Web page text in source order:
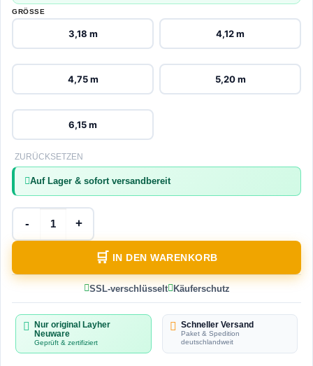
GRÖSSE
3,18 m 4,12 m
4,75 m 5,20 m
6,15 m
ZURÜCKSETZEN
Auf Lager & sofort versandbereit
IN DEN WARENKORB
SSL-verschlüsselt Käuferschutz
Nur original Layher
Neuware
Geprüft & zertifiziert
Schneller Versand
Paket & Spedition
deutschlandweit